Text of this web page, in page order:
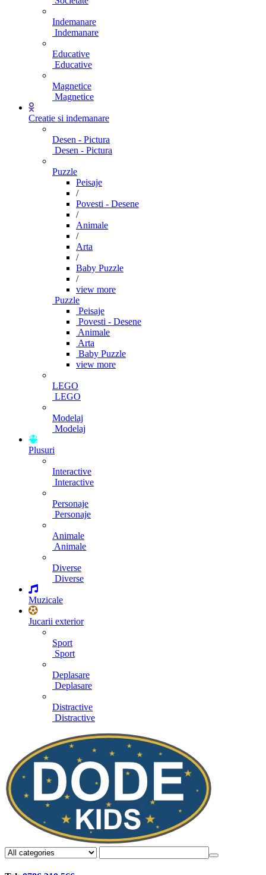
Indemanare
Indemanare
Educative
Educative
Magnetice
Magnetice
Creatie si indemanare
Desen - Pictura
Desen - Pictura
Puzzle
Peisaje
/
Povesti - Desene
/
Animale
/
Arta
/
Baby Puzzle
/
view more
Puzzle
Peisaje
Povesti - Desene
Animale
Arta
Baby Puzzle
view more
LEGO
LEGO
Modelaj
Modelaj
Plusuri
Interactive
Interactive
Personaje
Personaje
Animale
Animale
Diverse
Diverse
Muzicale
Jucarii exterior
Sport
Sport
Deplasare
Deplasare
Distractive
Distractive